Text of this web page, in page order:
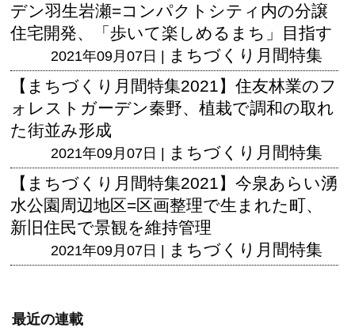
デン羽生岩瀬=コンパクトシティ内の分譲
住宅開発、「歩いて楽しめるまち」目指す
2021年09月07日 | まちづくり月間特集
【まちづくり月間特集2021】住友林業のフ
ォレストガーデン秦野、植栽で調和の取れ
た街並み形成
2021年09月07日 | まちづくり月間特集
【まちづくり月間特集2021】今泉あらい湧
水公園周辺地区=区画整理で生まれた町、
新旧住民で景観を維持管理
2021年09月07日 | まちづくり月間特集
最近の連載